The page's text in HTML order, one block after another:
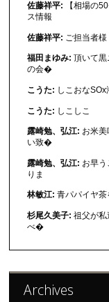
佐藤祥平:
【相場の
ス情報
佐藤祥平: ご担当者
福田まゆみ: 頂いて
の会�
こうた: しこおなSOx
こうた: しこしこ
露崎勉、弘江: お米
い致�
露崎勉、弘江: お早
りま
林敏江: 青パパイヤ
杉尾久美子: 祖父が私
べ�
Archives